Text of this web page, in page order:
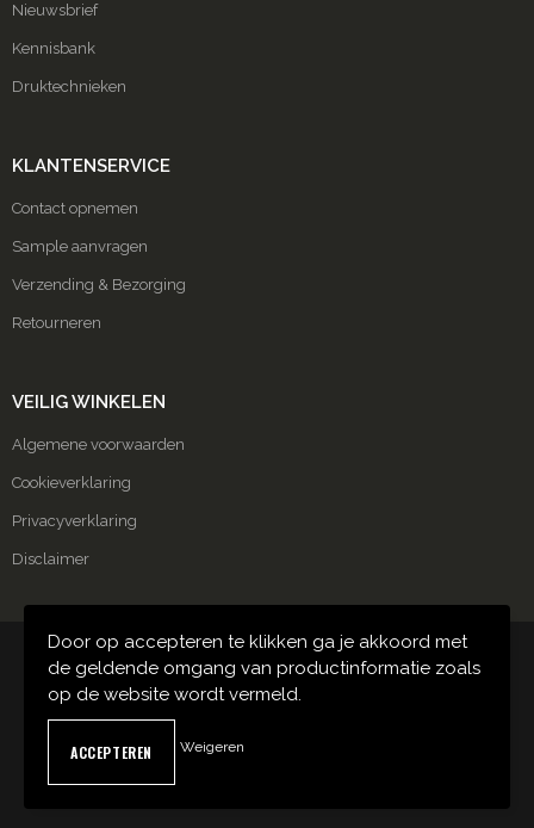
Nieuwsbrief
Kennisbank
Druktechnieken
KLANTENSERVICE
Contact opnemen
Sample aanvragen
Verzending & Bezorging
Retourneren
VEILIG WINKELEN
Algemene voorwaarden
Cookieverklaring
Privacyverklaring
Disclaimer
© Copyright Carmako 2024
Door op accepteren te klikken ga je akkoord met
de geldende omgang van productinformatie zoals
op de website wordt vermeld.
Weigeren